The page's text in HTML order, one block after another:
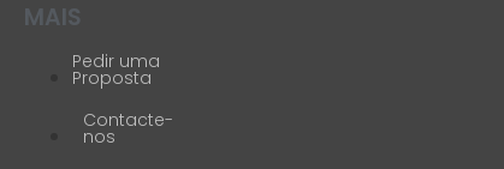
MAIS
Pedir uma
Proposta
Contacte-
nos